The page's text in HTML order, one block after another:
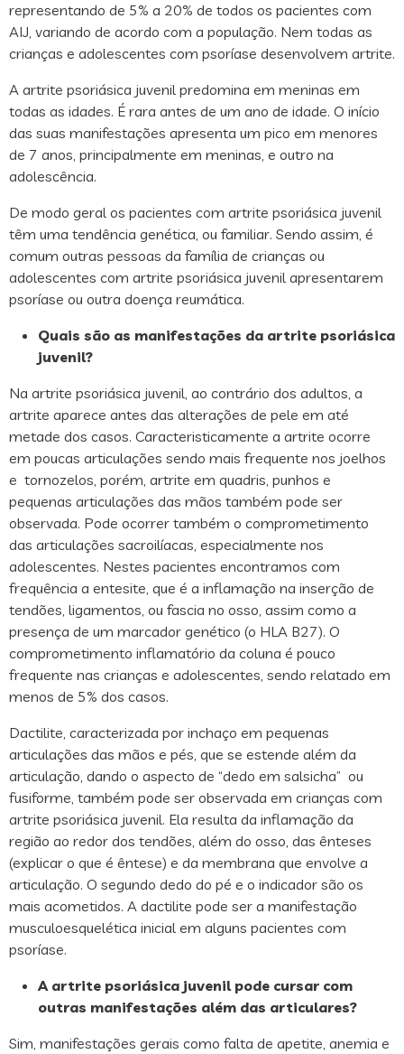
representando de 5% a 20% de todos os pacientes com
AIJ, variando de acordo com a população. Nem todas as
crianças e adolescentes com psoríase desenvolvem artrite.
A artrite psoriásica juvenil predomina em meninas em
todas as idades. É rara antes de um ano de idade. O início
das suas manifestações apresenta um pico em menores
de 7 anos, principalmente em meninas, e outro na
adolescência.
De modo geral os pacientes com artrite psoriásica juvenil
têm uma tendência genética, ou familiar. Sendo assim, é
comum outras pessoas da família de crianças ou
adolescentes com artrite psoriásica juvenil apresentarem
psoríase ou outra doença reumática.
Quais são as manifestações da artrite psoriásica
juvenil?
Na artrite psoriásica juvenil, ao contrário dos adultos, a
artrite aparece antes das alterações de pele em até
metade dos casos. Caracteristicamente a artrite ocorre
em poucas articulações sendo mais frequente nos joelhos
e tornozelos, porém, artrite em quadris, punhos e
pequenas articulações das mãos também pode ser
observada. Pode ocorrer também o comprometimento
das articulações sacroilíacas, especialmente nos
adolescentes. Nestes pacientes encontramos com
frequência a entesite, que é a inflamação na inserção de
tendões, ligamentos, ou fascia no osso, assim como a
presença de um marcador genético (o HLA B27). O
comprometimento inflamatório da coluna é pouco
frequente nas crianças e adolescentes, sendo relatado em
menos de 5% dos casos.
Dactilite, caracterizada por inchaço em pequenas
articulações das mãos e pés, que se estende além da
articulação, dando o aspecto de “dedo em salsicha” ou
fusiforme, também pode ser observada em crianças com
artrite psoriásica juvenil. Ela resulta da inflamação da
região ao redor dos tendões, além do osso, das ênteses
(explicar o que é êntese) e da membrana que envolve a
articulação. O segundo dedo do pé e o indicador são os
mais acometidos. A dactilite pode ser a manifestação
musculoesquelética inicial em alguns pacientes com
psoríase.
A artrite psoriásica juvenil pode cursar com
outras manifestações além das articulares?
Sim, manifestações gerais como falta de apetite, anemia e